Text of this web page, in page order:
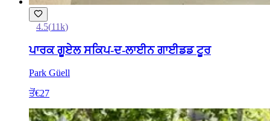
4.5(11k)
ਪਾਰਕ ਗੂਏਲ ਸਕਿਪ-ਦ-ਲਾਈਨ ਗਾਈਡਡ ਟੂਰ
Park Güell
ਤੋਂ€27